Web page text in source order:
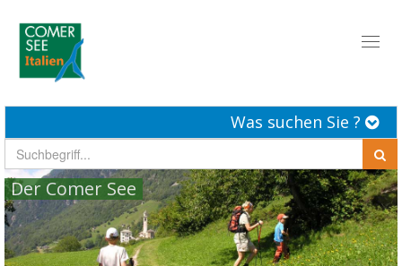
Was suchen Sie ?
Der Comer See